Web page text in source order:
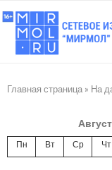
Главная страница » На
Пн Вт Ср Чт